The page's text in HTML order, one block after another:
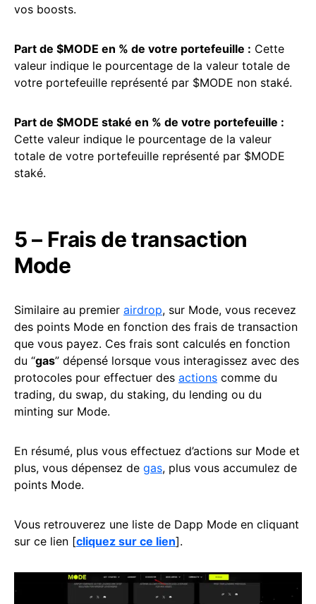
vos boosts.
Part de $MODE en % de votre portefeuille : Cette
valeur indique le pourcentage de la valeur totale de
votre portefeuille représenté par $MODE non staké.
Part de $MODE staké en % de votre portefeuille :
Cette valeur indique le pourcentage de la valeur
totale de votre portefeuille représenté par $MODE
staké.
5 – Frais de transaction
Mode
Similaire au premier airdrop, sur Mode, vous recevez
des points Mode en fonction des frais de transaction
que vous payez. Ces frais sont calculés en fonction
du “gas” dépensé lorsque vous interagissez avec des
protocoles pour effectuer des actions comme du
trading, du swap, du staking, du lending ou du
minting sur Mode.
En résumé, plus vous effectuez d’actions sur Mode et
plus, vous dépensez de gas, plus vous accumulez de
points Mode.
Vous retrouverez une liste de Dapp Mode en cliquant
sur ce lien [cliquez sur ce lien].